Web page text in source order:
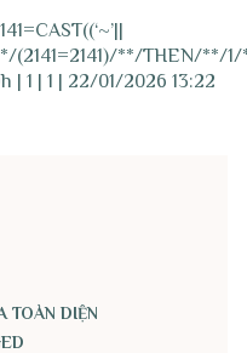
**/THEN/**/
| 1 | 1 | 22/01/2026 13:22
TOÀN DIỆN